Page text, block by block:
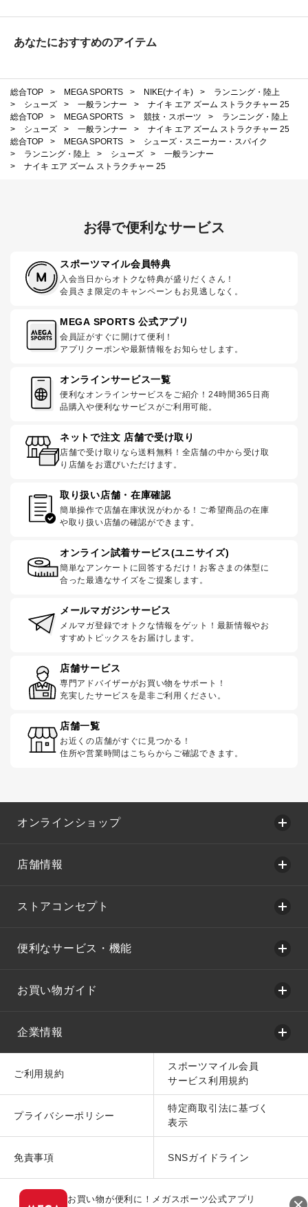
あなたにおすすめのアイテム
総合TOP > MEGA SPORTS > NIKE(ナイキ) >
ランニング・陸上
>
シューズ > 一般ランナー >
ナイキ エア ズーム ストラクチャー 25
総合TOP
> MEGA SPORTS > 競技・スポーツ >
ランニング・陸上
>
シューズ > 一般ランナー >
ナイキ エア ズーム ストラクチャー 25
総合TOP
> MEGA SPORTS >
シューズ・スニーカー・スパイク
>
ランニング・陸上 > シューズ >
一般ランナー
>
ナイキ エア ズーム ストラクチャー 25
お得で便利なサービス
スポーツマイル会員特典
入会当日からオトクな特典が盛りだくさん！
会員さま限定のキャンペーンもお見逃しなく。
MEGA SPORTS 公式アプリ
会員証がすぐに開けて便利！
アプリクーポンや最新情報をお知らせします。
オンラインサービス一覧
便利なオンラインサービスをご紹介！24時間365日商
品購入や便利なサービスがご利用可能。
ネットで注文 店舗で受け取り
店舗で受け取りなら送料無料！全店舗の中から受け取
り店舗をお選びいただけます。
取り扱い店舗・在庫確認
簡単操作で店舗在庫状況がわかる！ご希望商品の在庫
や取り扱い店舗の確認ができます。
オンライン試着サービス(ユニサイズ)
簡単なアンケートに回答するだけ！お客さまの体型に
合った最適なサイズをご提案します。
メールマガジンサービス
メルマガ登録でオトクな情報をゲット！最新情報やお
すすめトピックスをお届けします。
店舗サービス
専門アドバイザーがお買い物をサポート！
充実したサービスを是非ご利用ください。
店舗一覧
お近くの店舗がすぐに見つかる！
住所や営業時間はこちらからご確認できます。
オンラインショップ
店舗情報
ストアコンセプト
便利なサービス・機能
お買い物ガイド
企業情報
ご利用規約
スポーツマイル会員
サービス利用規約
プライバシーポリシー
特定商取引法に基づく
表示
免責事項 SNSガイドライン
お買い物が便利に！メガスポーツ公式アプリ